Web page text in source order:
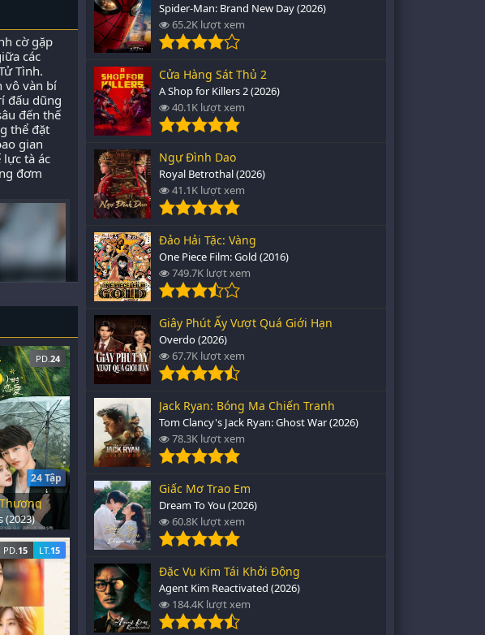
cờ gặp
các
Tình.
vô vàn bí
đấu dũng
đến thế
thể đặt
gian
tà ác
đơm
PD. 24
24 Tập
(2023)
PD. 15 LT. 15
Spider-Man: Brand New Day (2026)
65.2K lượt xem
Cửa Hàng Sát Thủ 2
A Shop for Killers 2 (2026)
40.1K lượt xem
Ngự Đình Dao
Royal Betrothal (2026)
41.1K lượt xem
Đảo Hải Tặc: Vàng
One Piece Film: Gold (2016)
749.7K lượt xem
Giây Phút Ấy Vượt Quá Giới Hạn
Overdo (2026)
67.7K lượt xem
Jack Ryan: Bóng Ma Chiến Tranh
Tom Clancy's Jack Ryan: Ghost War (2026)
78.3K lượt xem
Giấc Mơ Trao Em
Dream To You (2026)
60.8K lượt xem
Đặc Vụ Kim Tái Khởi Động
Agent Kim Reactivated (2026)
184.4K lượt xem